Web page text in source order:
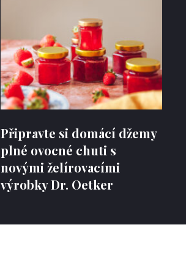
Připravte si domácí džemy
plné ovocné chuti s
novými želírovacími
výrobky Dr. Oetker